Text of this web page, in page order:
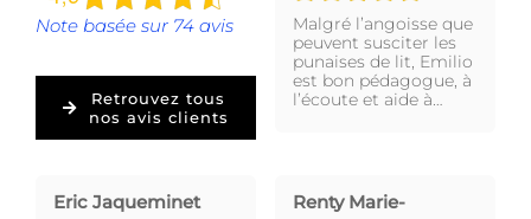
Note basée sur 74 avis
Retrouvez tous
nos avis clients
Malgré l’angoisse que
peuvent susciter les
punaises de lit, Emilio
est bon pédagogue, à
l’écoute et aide à…
Eric Jaqueminet
Renty Marie-